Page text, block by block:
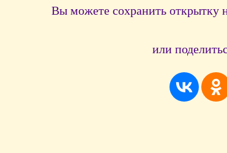
Вы можете сохранить открытку
или